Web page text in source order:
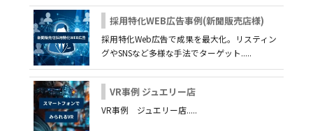
採用特化WEB広告事例(新聞販売店様)
採用特化Web広告で成果を最大化。リスティン
グやSNSなど多様な手法でターゲット.....
VR事例 ジュエリー店
VR事例 ジュエリー店.....